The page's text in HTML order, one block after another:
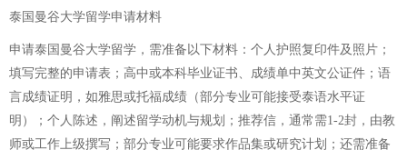
泰国曼谷大学留学申请材料
申请泰国曼谷大学留学，需准备以下材料：个人护照复印件及照片；
填写完整的申请表；高中或本科毕业证书、成绩单中英文公证件；语
言成绩证明，如雅思或托福成绩（部分专业可能接受泰语水平证
明）；个人陈述，阐述留学动机与规划；推荐信，通常需1-2封，由教
师或工作上级撰写；部分专业可能要求作品集或研究计划；还需准备